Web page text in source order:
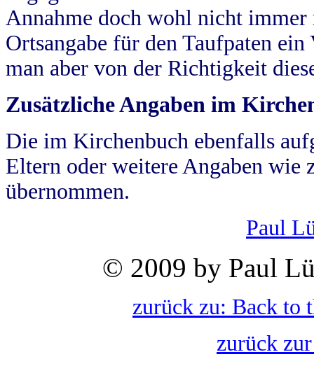
Annahme doch wohl nicht
Ortsangabe für den Taufpaten
man aber von der Richtigkeit
Zusätzliche Angaben im
Die im Kirchenbuch ebenfalls
Eltern oder weitere Angaben wie
übernommen.
Paul
© 2009 by Paul
zurück zu: Back to
zurück